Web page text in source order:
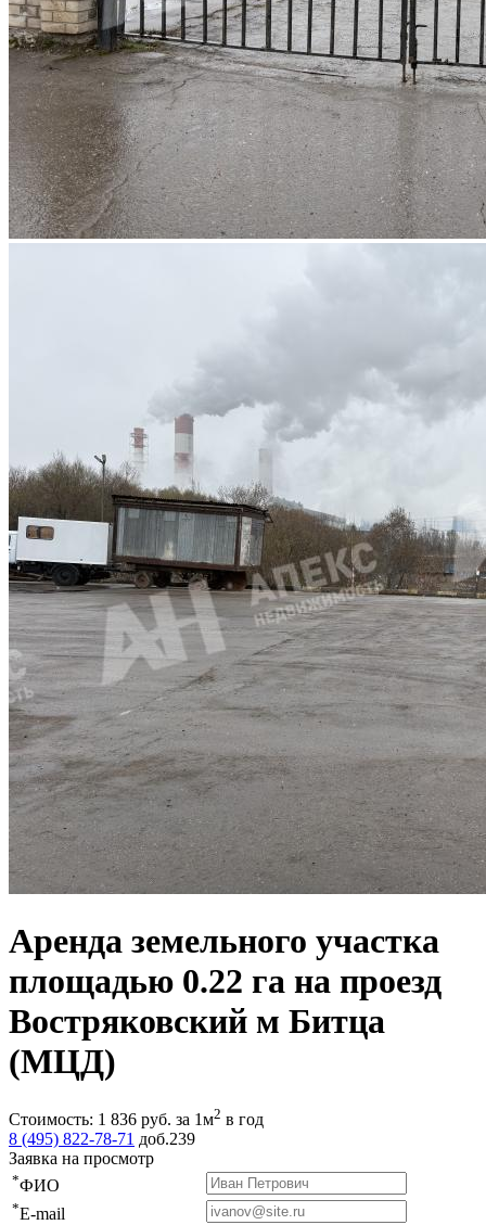
Аренда земельного участка
площадью 0.22 га на проезд
Востряковский м Битца
(МЦД)
Стоимость: 1 836 руб. за 1м2 в год
8 (495) 822-78-71 доб.239
Заявка на просмотр
*ФИО
*E-mail